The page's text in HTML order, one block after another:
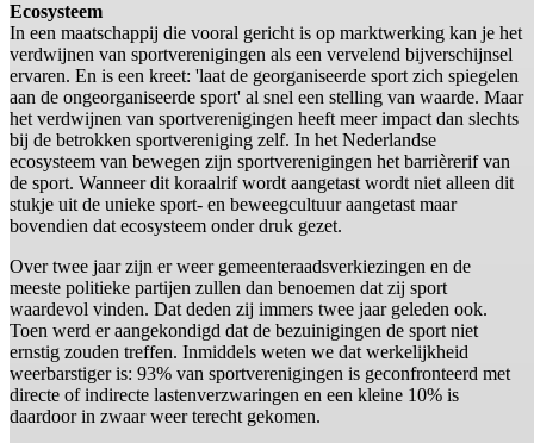
Ecosysteem
In een maatschappij die vooral gericht is op marktwerking kan je het
verdwijnen van sportverenigingen als een vervelend bijverschijnsel
ervaren. En is een kreet: 'laat de georganiseerde sport zich spiegelen
aan de ongeorganiseerde sport' al snel een stelling van waarde. Maar
het verdwijnen van sportverenigingen heeft meer impact dan slechts
bij de betrokken sportvereniging zelf. In het Nederlandse
ecosysteem van bewegen zijn sportverenigingen het barrièrerif van
de sport. Wanneer dit koraalrif wordt aangetast wordt niet alleen dit
stukje uit de unieke sport- en beweegcultuur aangetast maar
bovendien dat ecosysteem onder druk gezet.
Over twee jaar zijn er weer gemeenteraadsverkiezingen en de
meeste politieke partijen zullen dan benoemen dat zij sport
waardevol vinden. Dat deden zij immers twee jaar geleden ook.
Toen werd er aangekondigd dat de bezuinigingen de sport niet
ernstig zouden treffen. Inmiddels weten we dat werkelijkheid
weerbarstiger is: 93% van sportverenigingen is geconfronteerd met
directe of indirecte lastenverzwaringen en een kleine 10% is
daardoor in zwaar weer terecht gekomen.